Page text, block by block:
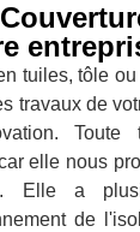
tuiles, tôle
travaux de
Toute
elle nous
Elle a
de